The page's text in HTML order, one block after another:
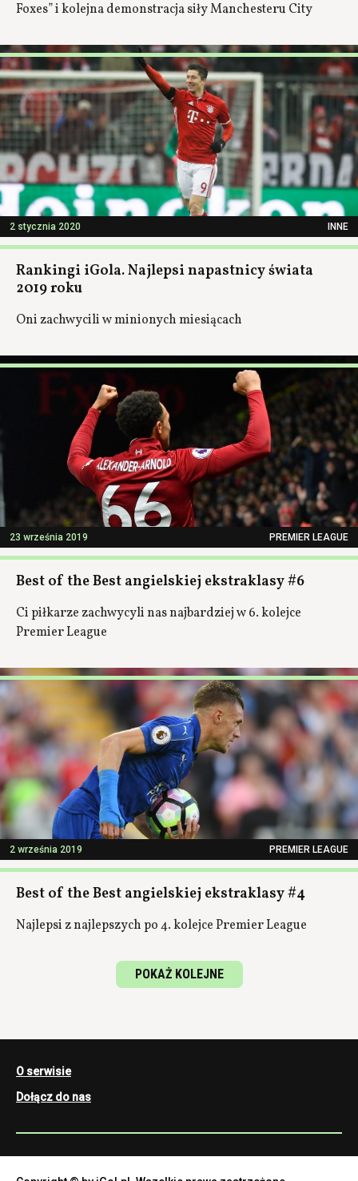
Foxes” i kolejna demonstracja siły Manchesteru City
2 stycznia 2020 INNE
Rankingi iGola. Najlepsi napastnicy świata
2019 roku
Oni zachwycili w minionych miesiącach
23 września 2019 PREMIER LEAGUE
Best of the Best angielskiej ekstraklasy #6
Ci piłkarze zachwycyli nas najbardziej w 6. kolejce
Premier League
2 września 2019 PREMIER LEAGUE
Best of the Best angielskiej ekstraklasy #4
Najlepsi z najlepszych po 4. kolejce Premier League
POKAŻ KOLEJNE
O serwisie
Dołącz do nas